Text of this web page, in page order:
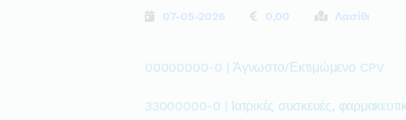
07-05-2026 0,00 Λασίθι
00000000-0 | Άγνωστο/Εκτιμώμενο CPV
33000000-0 | Ιατρικές συσκευές,